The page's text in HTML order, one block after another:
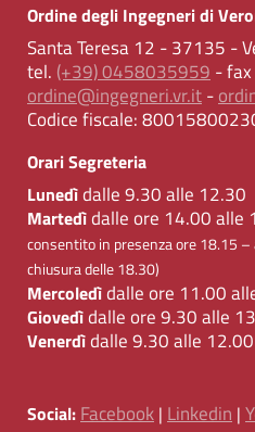
Ordine degli Ingegneri di
Santa Teresa 12 - 37135 -
tel. (+39) 0458035959 - fax
ordine@ingegneri.vr.it-
Codice fiscale:
Orari Segreteria
Lunedìdalle 9.30 alle 12.30
Martedìdalle ore 14.00 alle
consentito in presenza ore 18.15
chiusura delle 18.30)
Mercoledìdalle ore 11.00
Giovedìdalle ore 9.30 alle
Venerdìdalle 9.30 alle 12.00
Social: Facebook | Linkedin |